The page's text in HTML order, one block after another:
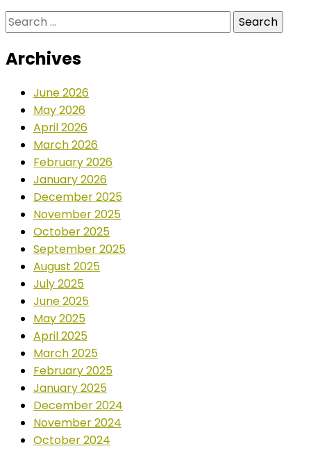
Search
for:
Archives
June 2026
May 2026
April 2026
March 2026
February 2026
January 2026
December 2025
November 2025
October 2025
September 2025
August 2025
July 2025
June 2025
May 2025
April 2025
March 2025
February 2025
January 2025
December 2024
November 2024
October 2024